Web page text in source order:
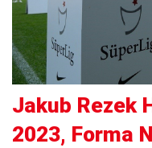
Jakub Rezek
2023, Forma